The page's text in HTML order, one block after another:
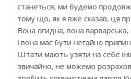
станеться, ми будемо
тому що, як я вже сказав, ця
Вона огидна, вона
і вона має бути негайно
Штати мають узяти на себе
звичайно, не можемо